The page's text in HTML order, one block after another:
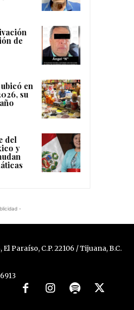
de
en
su
del
y
-
Paraíso, C.P. 22106 / Tijuana, B.C.